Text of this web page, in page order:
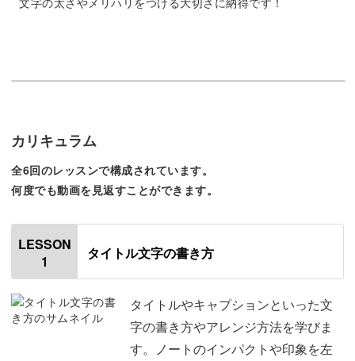
イラストが苦手でも大丈夫！
「絵はどうしても苦手…」という方も、今回のクラスでは
やかで可愛いページを作るコツも学びますのでご安心くだ
さい。
ちなみにキットで届くシールやマスキングテープは、わた
しが実際の旅をイメージしながら厳選したアイテムばか
カリキュラム
全6回のレッスンで構成されています。
何度でも動画を見返すことができます。
LESSON
1
タイトル文字の書き方
タイトルやキャプションといった文
字の書き方やアレンジ方法を学びま
す。ノートのインパクトや印象を左